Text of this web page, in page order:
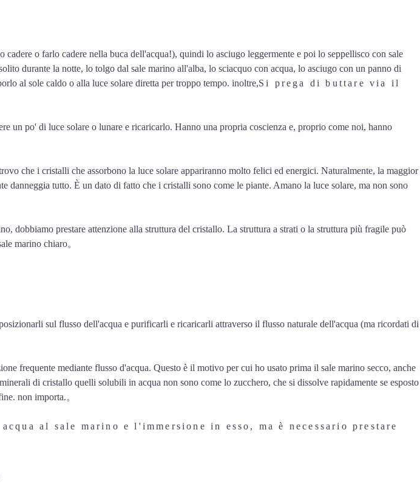
o farlo cadere nella buca dell'acqua!), quindi lo asciugo leggermente e poi lo seppellisco con sale
durante la notte, lo tolgo dal sale marino all'alba, lo sciacquo con acqua, lo asciugo con un panno di
al sole caldo o alla luce solare diretta per troppo tempo. inoltre,Si prega di buttare via il
un po' di luce solare o lunare e ricaricarlo. Hanno una propria coscienza e, proprio come noi, hanno
che i cristalli che assorbono la luce solare appariranno molto felici ed energici. Naturalmente, la maggior
tutto. È un dato di fatto che i cristalli sono come le piante. Amano la luce solare, ma non sono
dobbiamo prestare attenzione alla struttura del cristallo. La struttura a strati o la struttura più fragile può
marino chiaro。
sul flusso dell'acqua e purificarli e ricaricarli attraverso il flusso naturale dell'acqua (ma ricordati di
frequente mediante flusso d'acqua. Questo è il motivo per cui ho usato prima il sale marino secco, anche
di cristallo quelli solubili in acqua non sono come lo zucchero, che si dissolve rapidamente se esposto
non importa.。
al sale marino e l'immersione in esso, ma è necessario prestare